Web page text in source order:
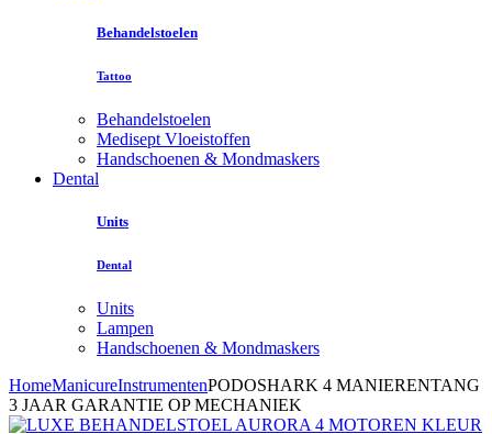
Behandelstoelen
Tattoo
Behandelstoelen
Medisept Vloeistoffen
Handschoenen & Mondmaskers
Dental
Units
Dental
Units
Lampen
Handschoenen & Mondmaskers
HomeManicureInstrumentenPODOSHARK 4 MANIERENTANG
3 JAAR GARANTIE OP MECHANIEK